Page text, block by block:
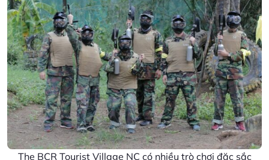
The BCR Tourist Village NC có nhiều trò chơi đặc sắc